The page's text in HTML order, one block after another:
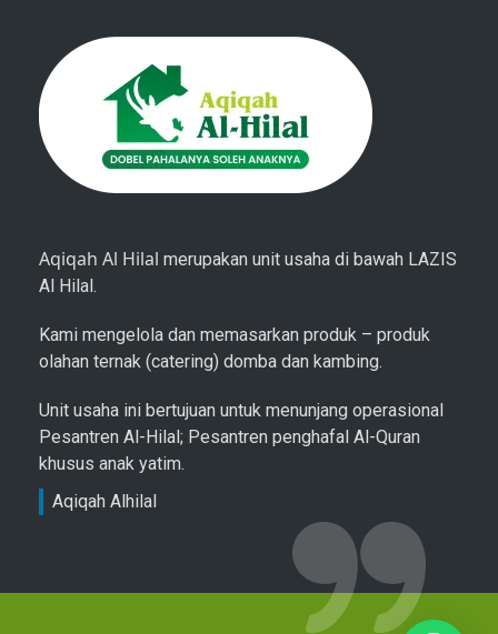
Aqiqah Al Hilal merupakan unit usaha di bawah LAZIS
Al Hilal.
Kami mengelola dan memasarkan produk – produk
olahan ternak (catering) domba dan kambing.
Unit usaha ini bertujuan untuk menunjang operasional
Pesantren Al-Hilal; Pesantren penghafal Al-Quran
khusus anak yatim.
Aqiqah Alhilal